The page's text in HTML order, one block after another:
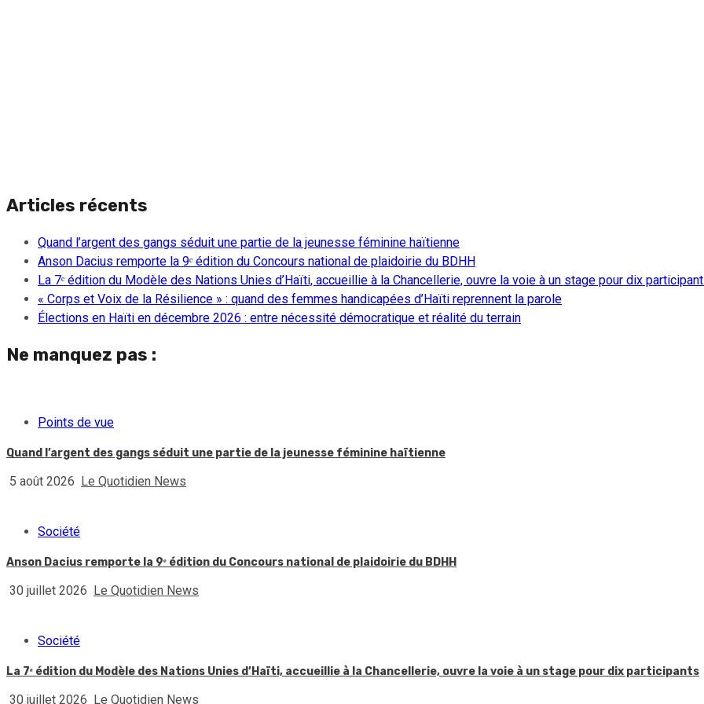
Articles récents
Quand l’argent des gangs séduit une partie de la jeunesse féminine haïtienne
Anson Dacius remporte la 9ᵉ édition du Concours national de plaidoirie du BDHH
La 7ᵉ édition du Modèle des Nations Unies d’Haïti, accueillie à la Chancellerie, ouvre la voie à un stage pour dix
« Corps et Voix de la Résilience » : quand des femmes handicapées d’Haïti reprennent la parole
Élections en Haïti en décembre 2026 : entre nécessité démocratique et réalité du terrain
Ne manquez pas :
Points de vue
Quand l’argent des gangs séduit une partie de la jeunesse féminine haïtienne
5 août 2026 Le Quotidien News
Société
Anson Dacius remporte la 9ᵉ édition du Concours national de plaidoirie du BDHH
30 juillet 2026 Le Quotidien News
Société
La 7ᵉ édition du Modèle des Nations Unies d’Haïti, accueillie à la Chancellerie, ouvre la voie à un stage pour dix participants
30 juillet 2026 Le Quotidien News